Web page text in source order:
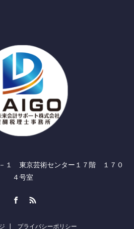
１ 東京芸術センター１７階 １７０
４号室
プライバシーポリシー